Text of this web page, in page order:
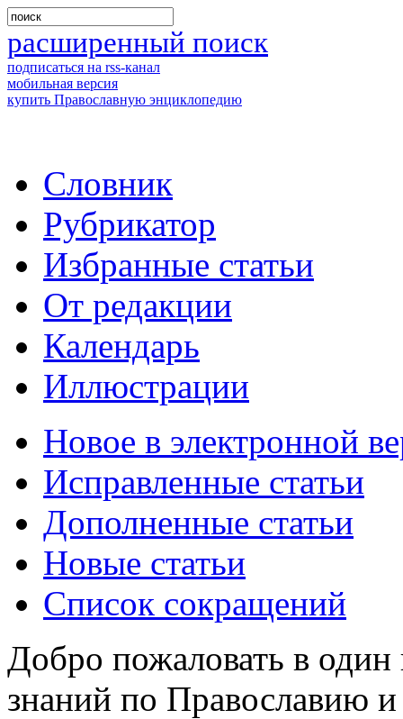
расширенный поиск
подписаться на rss-канал
мобильная версия
купить Православную энциклопедию
Словник
Рубрикатор
Избранные статьи
От редакции
Календарь
Иллюстрации
Новое в электронной
Исправленные статьи
Дополненные статьи
Новые статьи
Список сокращений
Добро пожаловать в
знаний по Православию